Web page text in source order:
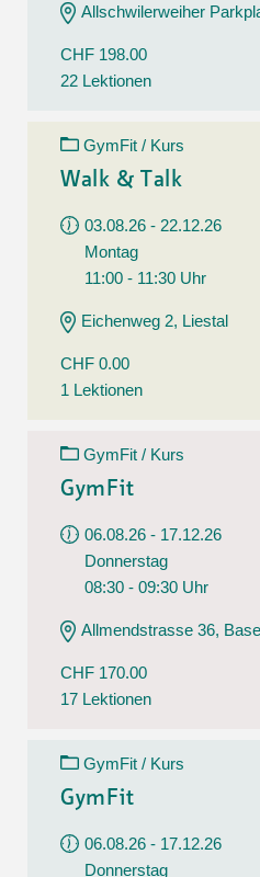
Allschwilerweiher
CHF 198.00
22 Lektionen
GymFit / Kurs
Walk & Talk
03.08.26 - 22.12.26
Montag
11:00 - 11:30 Uhr
Eichenweg 2, Liestal
CHF 0.00
1 Lektionen
GymFit / Kurs
GymFit
06.08.26 - 17.12.26
Donnerstag
08:30 - 09:30 Uhr
Allmendstrasse 36,
CHF 170.00
17 Lektionen
GymFit / Kurs
GymFit
06.08.26 - 17.12.26
Donnerstag